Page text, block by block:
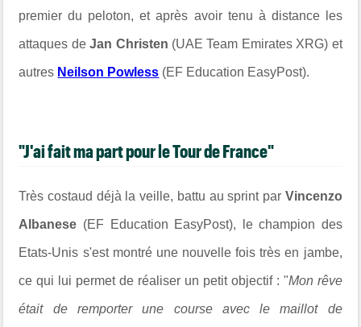
premier du peloton, et après avoir tenu à distance les
attaques deJan Christen (UAE Team Emirates XRG) et
autres Neilson Powless (EF Education EasyPost).
"J'ai fait ma part pour le Tour de France"
Très costaud déjà la veille, battu au sprint par Vincenzo
Albanese (EF Education EasyPost), le champion des
Etats-Unis s'est montré une nouvelle fois très en jambe,
ce qui lui permet de réaliser un petit objectif : "Mon rêve
était de remporter une course avec le maillot de